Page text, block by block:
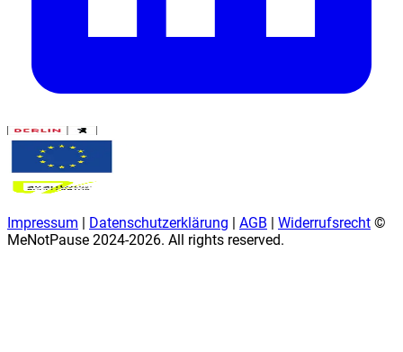
Impressum | Datenschutzerklärung | AGB | Widerrufsrecht ©
MeNotPause 2024-2026. All rights reserved.